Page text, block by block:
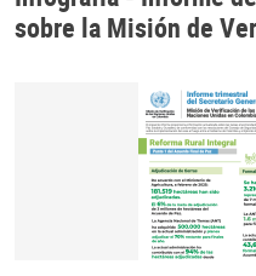
sobre la Misión de